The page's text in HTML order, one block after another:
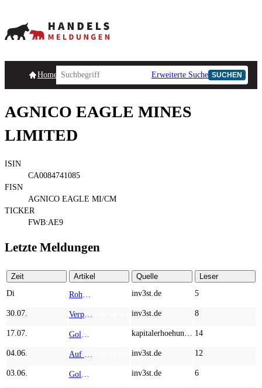
HomepageHandelsmeldungen Ad-Hoc-Meldungen
Erweiterte Suche SUCHEN
AGNICO EAGLE MINES
LIMITED
ISIN
CA0084741085
FISN
AGNICO EAGLE MI/CM
TICKER
FWB:AE9
Letzte Meldungen
Zeit Artikel Quelle
Leser
Di
Rohstoffaktien mit Potenzial: Endeavour Silver, Almonty Industries und Agnico Eagle im Fokus! inv3st.de 5
30.07. Verpassen Sie nicht den nächsten Sprung nach oben bei Gold: Setzen Sie auf Newmont, Desert Gold und Agnico Eagle inv3st.de 8
17.07. Gold, Wolfram, Silber: Potenzial bei First Majestic Silver, Almonty Industries und Agnico Eagle! kapitalerhoehungen.de 14
04.06. Auf Gold und andere Rohstoffe setzen: Agnico Eagle, Barrick Mining und Strategic Resources im Check! inv3st.de 12
03.06. Goldmarkt: Rücksetzer bietet Investoren Chancen bei B2Gold, Kobo Resources und Agnico Eagle Mines! inv3st.de 6